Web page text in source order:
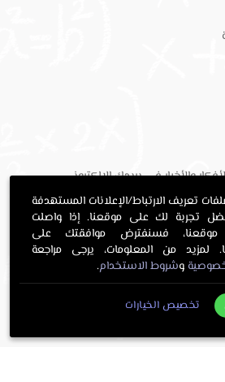
والأخبار في بريدك الإلكتروني.
تعريف الارتباط/الإعلانات المستهدفة
تجربة لك على موقعنا. إذا واصلت
موقعنا، فسنفترض موافقتك على
لمزيد من المعلومات، يرجى مراجعة
وشروط الاستخدام.
تخصيص الخيارات